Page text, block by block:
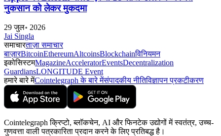
नुकसान को लेकर मुकदमा
29 जुल॰ 2026
Jai Singla
समाचारताज़ा समाचार
बाज़ारBitcoinEthereumAltcoinsBlockchainविनियमन
इकोसिस्टमMagazineAcceleratorEventsDecentralization
GuardiansLONGITUDE Event
हमारे बारे मेंCointelegraph के बारे मेंसंपादकीय नीतिविज्ञापन प्रकटीकरण
Cointelegraph क्रिप्टो, ब्लॉकचेन, AI और फिनटेक उद्योगों में स्वतंत्र, उच्च-
गुणवत्ता वाली पत्रकारिता प्रदान करने के लिए प्रतिबद्ध है।